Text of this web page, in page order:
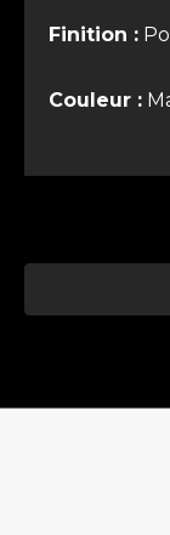
Finition :
Couleur :